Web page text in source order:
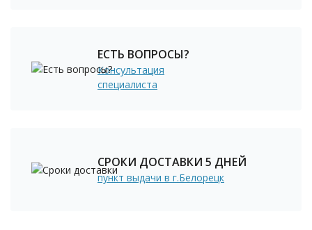
ЕСТЬ ВОПРОСЫ?
Консультация
специалиста
СРОКИ ДОСТАВКИ 5 ДНЕЙ
пункт выдачи в г.Белорецк